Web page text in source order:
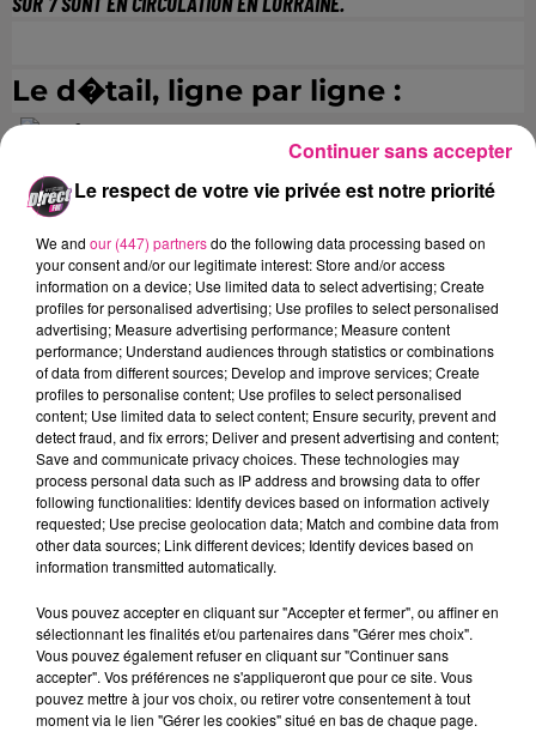
Le d�tail, ligne par ligne :
.
Lorraine : une journée pas comme les autres au Parc animalier de...
6 août 2026
Metz : une distribution de lunette gratuite pour voir l’éclipse
5 août 2026
Casting de Woof : l'Euro-Métropole de Metz part à la recherche de...
4 août 2026
Officiel : Gauthier Hein quitte le FC Metz pour l'OGC Nice
4 août 2026
Officiel : le lac de Madine reporte son feu d’artifice
4 août 2026
Eclipse Solaire du 12 août : où voir ce phénomène en Lorraine ?
31 juillet 2026
Chalets de Noël solidaires : la ville de Metz lance un appel à...
31 juillet 2026
Vosges : les feux d’artifice de Gérardmer sont annulés
Le respect de votre vie privée est notre priorité
We and our (447) partnersdo the following data processing based on
your consent and/or our legitimate interest: Store and/or access
information on a device; Use limited data to select advertising; Create
profiles for personalised advertising; Use profiles to select personalised
advertising; Measure advertising performance; Measure content
performance; Understand audiences through statistics or combinations
of data from different sources; Develop and improve services; Create
profiles to personalise content; Use profiles to select personalised
content; Use limited data to select content; Ensure security, prevent and
detect fraud, and fix errors; Deliver and present advertising and content;
Save and communicate privacy choices. These technologies may
process personal data such as IP address and browsing data to offer
following functionalities: Identify devices based on information actively
requested; Use precise geolocation data; Match and combine data from
other data sources; Link different devices; Identify devices based on
information transmitted automatically.
Vous pouvez accepter en cliquant sur "Accepter et fermer", ou affiner en
sélectionnant les finalités et/ou partenaires dans "Gérer mes choix".
Vous pouvez également refuser en cliquant sur "Continuer sans
accepter". Vos préférences ne s'appliqueront que pour ce site. Vous
pouvez mettre à jour vos choix, ou retirer votre consentement à tout
moment via le lien "Gérer les cookies" situé en bas de chaque page.
Continuer sans accepter